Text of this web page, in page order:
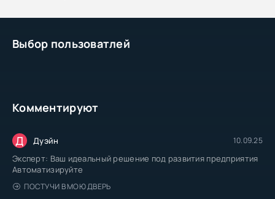
Выбор пользоватлей
Комментируют
Д Дуэйн 10.09.25
Эксперт: Ваш идеальный решение под развития предприятия
Автоматизируйте
ПОСТУЧИ В МОЮ ДВЕРЬ